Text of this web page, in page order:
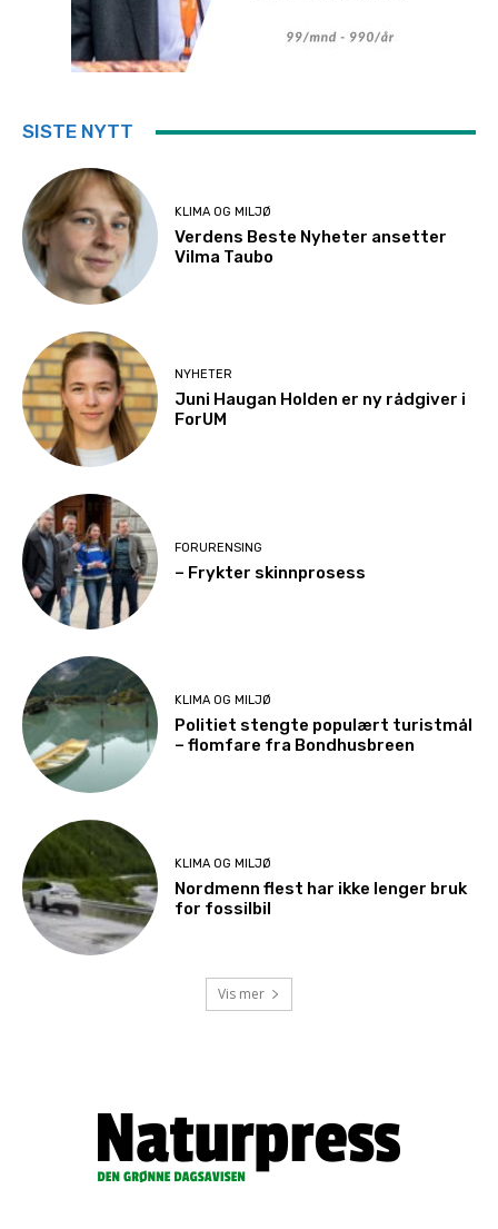
SISTE NYTT
KLIMA OG MILJØ
Verdens Beste Nyheter ansetter
Vilma Taubo
NYHETER
Juni Haugan Holden er ny rådgiver i
ForUM
FORURENSING
– Frykter skinnprosess
KLIMA OG MILJØ
Politiet stengte populært turistmål
– flomfare fra Bondhusbreen
KLIMA OG MILJØ
Nordmenn flest har ikke lenger bruk
for fossilbil
Vis mer